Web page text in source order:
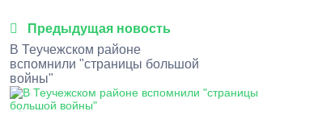
Предыдущая новость
В Теучежском районе
вспомнили "страницы большой
войны"